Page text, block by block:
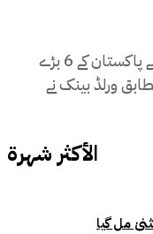
اسلام آباد (مانیٹرنگ ڈیسک)ورلڈ بینک نے پاکستان کے 6 بڑے
ورلڈ بینک نے
الأكثر شهرة
مل گیا